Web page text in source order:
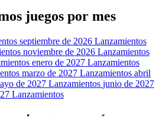
juegos por mes
septiembre de 2026 Lanzamientos
noviembre de 2026 Lanzamientos
enero de 2027 Lanzamientos
marzo de 2027 Lanzamientos abril
de 2027 Lanzamientos junio de 2027
Lanzamientos